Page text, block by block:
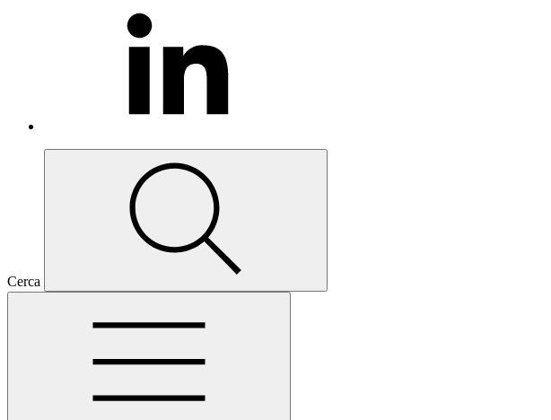
Cerca